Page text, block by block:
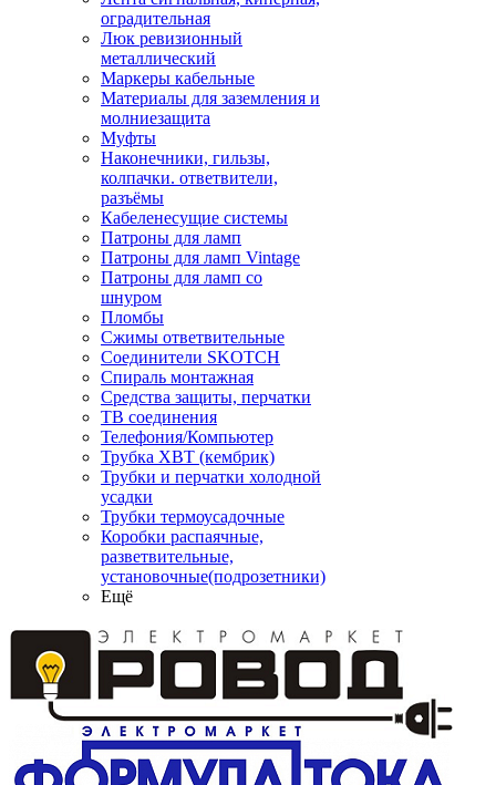
оградительная
Люк ревизионный
металлический
Маркеры кабельные
Материалы для заземления и
молниезащита
Муфты
Наконечники, гильзы,
колпачки. ответвители,
разъёмы
Кабеленесущие системы
Патроны для ламп
Патроны для ламп Vintage
Патроны для ламп со
шнуром
Пломбы
Сжимы ответвительные
Соединители SKOTCH
Спираль монтажная
Средства защиты, перчатки
ТВ соединения
Телефония/Компьютер
Трубка ХВТ (кембрик)
Трубки и перчатки холодной
усадки
Трубки термоусадочные
Коробки распаячные,
разветвительные,
установочные(подрозетники)
Ещё